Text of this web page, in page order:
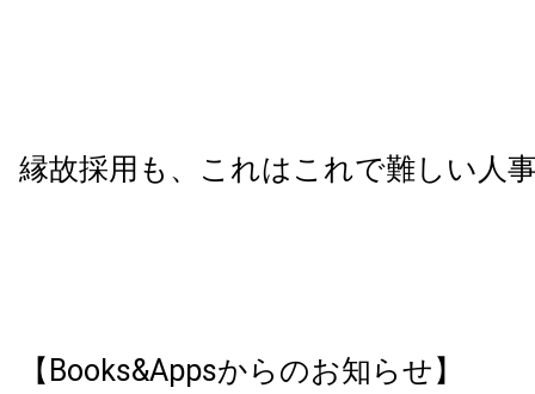
縁故採用も、これはこれで難しい人
【Books&Appsからのお知らせ】